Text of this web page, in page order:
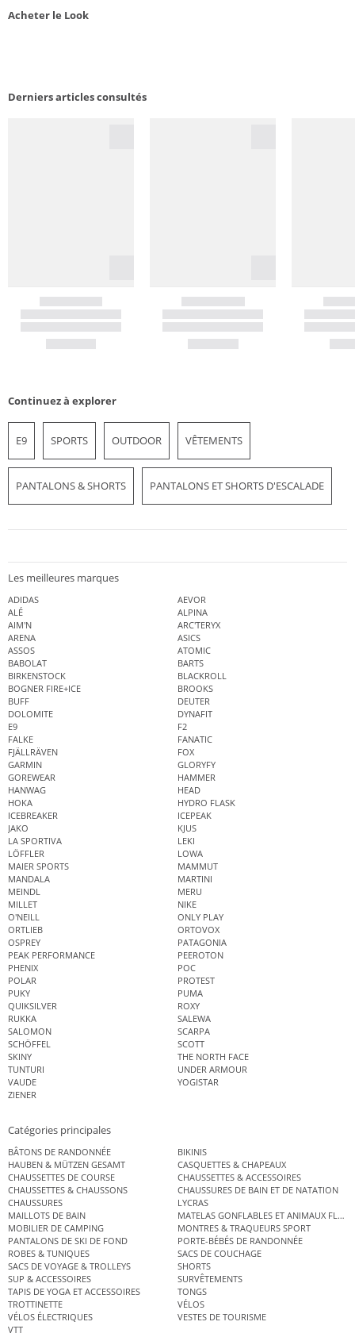
Acheter le Look
Derniers articles consultés
Continuez à explorer
E9 SPORTS OUTDOOR VÊTEMENTS
PANTALONS & SHORTS PANTALONS ET SHORTS D'ESCALADE
Les meilleures marques
ADIDAS
AEVOR
ALÉ
ALPINA
AIM'N
ARC'TERYX
ARENA
ASICS
ASSOS
ATOMIC
BABOLAT
BARTS
BIRKENSTOCK
BLACKROLL
BOGNER FIRE+ICE
BROOKS
BUFF
DEUTER
DOLOMITE
DYNAFIT
E9
F2
FALKE
FANATIC
FJÄLLRÄVEN
FOX
GARMIN
GLORYFY
GOREWEAR
HAMMER
HANWAG
HEAD
HOKA
HYDRO FLASK
ICEBREAKER
ICEPEAK
JAKO
KJUS
LA SPORTIVA
LEKI
LÖFFLER
LOWA
MAIER SPORTS
MAMMUT
MANDALA
MARTINI
MEINDL
MERU
MILLET
NIKE
O'NEILL
ONLY PLAY
ORTLIEB
ORTOVOX
OSPREY
PATAGONIA
PEAK PERFORMANCE
PEEROTON
PHENIX
POC
POLAR
PROTEST
PUKY
PUMA
QUIKSILVER
ROXY
RUKKA
SALEWA
SALOMON
SCARPA
SCHÖFFEL
SCOTT
SKINY
THE NORTH FACE
TUNTURI
UNDER ARMOUR
VAUDE
YOGISTAR
ZIENER
Catégories principales
BÂTONS DE RANDONNÉE
BIKINIS
HAUBEN & MÜTZEN GESAMT
CASQUETTES & CHAPEAUX
CHAUSSETTES DE COURSE
CHAUSSETTES & ACCESSOIRES
CHAUSSETTES & CHAUSSONS
CHAUSSURES DE BAIN ET DE NATATION
CHAUSSURES
LYCRAS
MAILLOTS DE BAIN
MATELAS GONFLABLES ET ANIMAUX
MOBILIER DE CAMPING
MONTRES & TRAQUEURS SPORT
PANTALONS DE SKI DE FOND
PORTE-BÉBÉS DE RANDONNÉE
ROBES & TUNIQUES
SACS DE COUCHAGE
SACS DE VOYAGE & TROLLEYS
SHORTS
SUP & ACCESSOIRES
SURVÊTEMENTS
TAPIS DE YOGA ET ACCESSOIRES
TONGS
TROTTINETTE
VÉLOS
VÉLOS ÉLECTRIQUES
VESTES DE TOURISME
VTT